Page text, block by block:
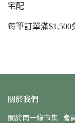
宅配
每筆訂單滿$1,500
關於我們
關於南一綠市集 會